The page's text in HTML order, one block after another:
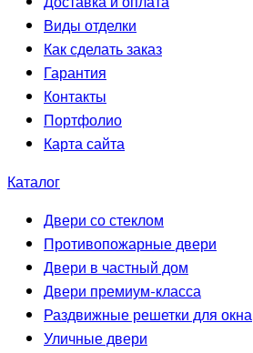
Виды отделки
Как сделать заказ
Гарантия
Контакты
Портфолио
Карта сайта
Каталог
Двери со стеклом
Противопожарные двери
Двери в частный дом
Двери премиум-класса
Раздвижные решетки для окна
Уличные двери